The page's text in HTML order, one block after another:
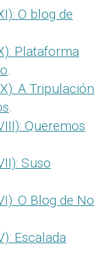
O blog de
Plataforma
.
A Tripulación
.
Queremos
Suso
O Blog de No
Escalada